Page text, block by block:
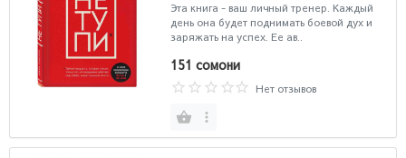
Эта книга - ваш личный тренер. Каждый
день она будет поднимать боевой дух и
заряжать на успех. Ее ав..
151 сомони
Нет отзывов